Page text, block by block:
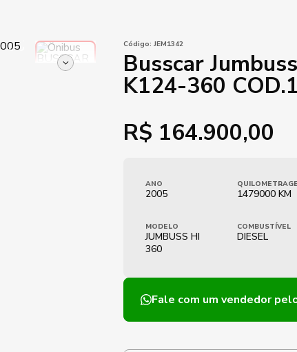
Código: JEM1342
Busscar
K124-360
R$ 164.900,00
ANO
2005 1479000 KM
MODELO
JUMBUSS HI
360
COMBUSTÍVEL
DIESEL
Fale com um vendedor